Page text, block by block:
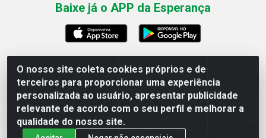
O nosso site coleta cookies próprios e de
terceiros para proporcionar uma experiência
personalizada ao usuário, apresentar publicidade
relevante de acordo com o seu perfil e melhorar a
qualidade do nosso site.
Baixe já o APP da Esperança
Esperança Nordeste - Rua Professor Caldas Filho, 291 -
Estância - Recife / PE CEP: 50771-335 - CNPJ
03.666.136/0001-23